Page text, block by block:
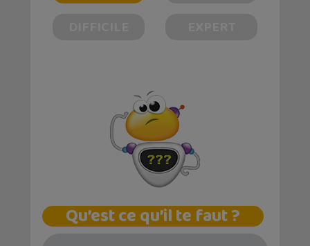
Qu’est ce qu’il te faut ?